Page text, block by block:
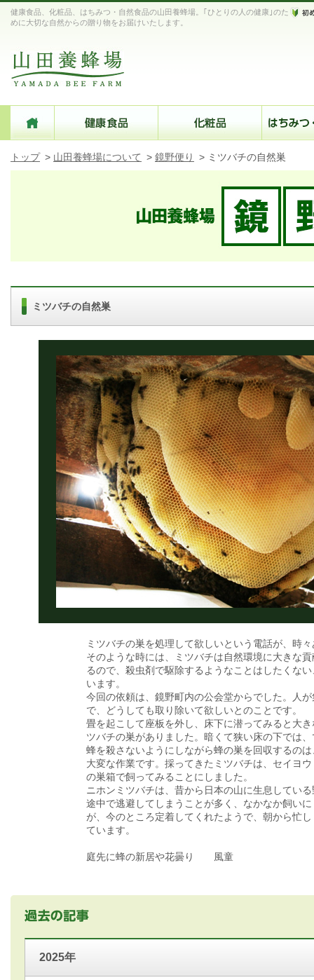
健康食品、化粧品、はちみつ・自然食品の山田養蜂場。｢ひとりの人の健康｣のた
めに大切な自然からの贈り物をお届けいたします。
トップ > 山田養蜂場について > 鏡野便り > ミツバチの自然巣
ミツバチの自然巣
ミツバチの巣を処理して欲しいという電話が、時
そのような時には、ミツバチは自然環境に大きな
るので、殺虫剤で駆除するようなことはしたくな
います。
今回の依頼は、鏡野町内の公会堂からでした。人
で、どうしても取り除いて欲しいとのことです。
畳を起こして座板を外し、床下に潜ってみると大
ツバチの巣がありました。暗くて狭い床の下では
蜂を殺さないようにしながら蜂の巣を回収するの
大変な作業です。採ってきたミツバチは、セイヨ
の巣箱で飼ってみることにしました。
ニホンミツバチは、昔から日本の山に生息してい
途中で逃避してしまうことが多く、なかなか飼い
が、今のところ定着してくれたようで、朝から忙
ています。
庭先に蜂の新居や花曇り 風童
2025年